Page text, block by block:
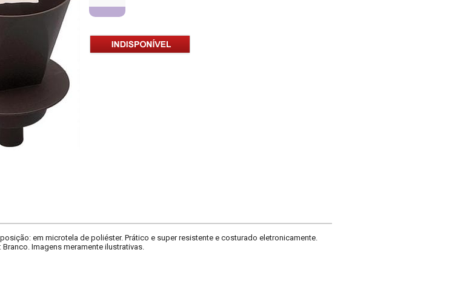
em microtela de poliéster. Prático e super resistente e costurado eletronicamente.
Imagens meramente ilustrativas.